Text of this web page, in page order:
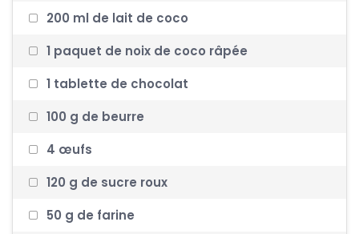
200 ml de lait de coco
1 paquet de noix de coco râpée
1 tablette de chocolat
100 g de beurre
4 œufs
120 g de sucre roux
50 g de farine